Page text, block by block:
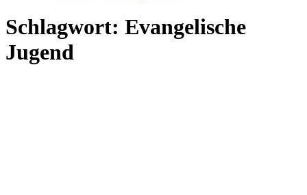
Schlagwort: Evangelische
Jugend